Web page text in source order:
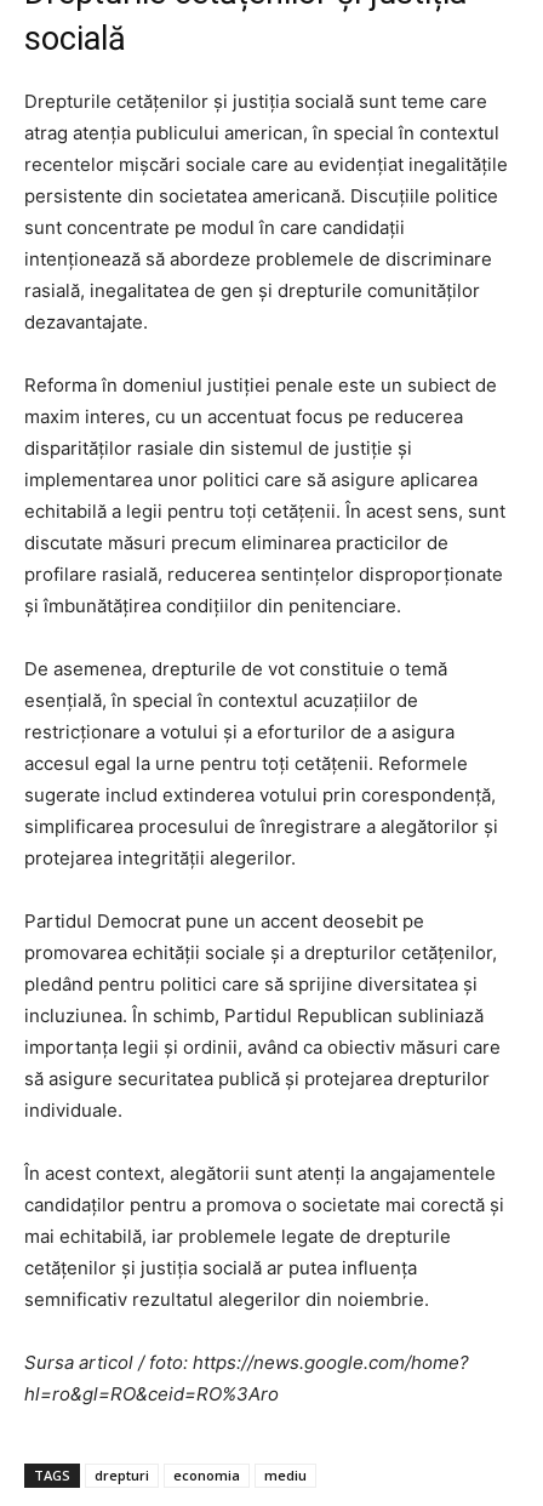
socială
Drepturile cetățenilor și justiția socială sunt teme care
atrag atenția publicului american, în special în contextul
recentelor mișcări sociale care au evidențiat inegalitățile
persistente din societatea americană. Discuțiile politice
sunt concentrate pe modul în care candidații
intenționează să abordeze problemele de discriminare
rasială, inegalitatea de gen și drepturile comunităților
dezavantajate.
Reforma în domeniul justiției penale este un subiect de
maxim interes, cu un accentuat focus pe reducerea
disparităților rasiale din sistemul de justiție și
implementarea unor politici care să asigure aplicarea
echitabilă a legii pentru toți cetățenii. În acest sens, sunt
discutate măsuri precum eliminarea practicilor de
profilare rasială, reducerea sentințelor disproporționate
și îmbunătățirea condițiilor din penitenciare.
De asemenea, drepturile de vot constituie o temă
esențială, în special în contextul acuzațiilor de
restricționare a votului și a eforturilor de a asigura
accesul egal la urne pentru toți cetățenii. Reformele
sugerate includ extinderea votului prin corespondență,
simplificarea procesului de înregistrare a alegătorilor și
protejarea integrității alegerilor.
Partidul Democrat pune un accent deosebit pe
promovarea echității sociale și a drepturilor cetățenilor,
pledând pentru politici care să sprijine diversitatea și
incluziunea. În schimb, Partidul Republican subliniază
importanța legii și ordinii, având ca obiectiv măsuri care
să asigure securitatea publică și protejarea drepturilor
individuale.
În acest context, alegătorii sunt atenți la angajamentele
candidaților pentru a promova o societate mai corectă și
mai echitabilă, iar problemele legate de drepturile
cetățenilor și justiția socială ar putea influența
semnificativ rezultatul alegerilor din noiembrie.
Sursa articol / foto: https://news.google.com/home?
hl=ro&gl=RO&ceid=RO%3Aro
TAGS drepturi economia mediu